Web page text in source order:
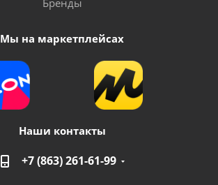
Бренды
Мы на маркетплейсах
Наши контакты
+7 (863) 261-61-99